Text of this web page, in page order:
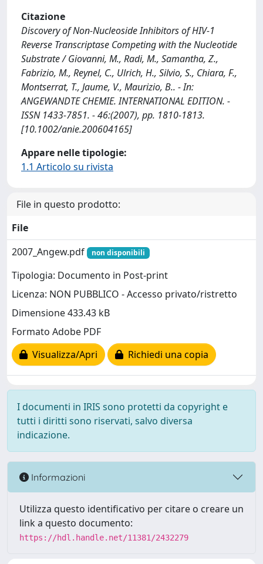
Citazione
Discovery of Non-Nucleoside Inhibitors of HIV-1
Reverse Transcriptase Competing with the Nucleotide
Substrate / Giovanni, M., Radi, M., Samantha, Z.,
Fabrizio, M., Reynel, C., Ulrich, H., Silvio, S., Chiara, F.,
Montserrat, T., Jaume, V., Maurizio, B.. - In:
ANGEWANDTE CHEMIE. INTERNATIONAL EDITION. -
ISSN 1433-7851. - 46:(2007), pp. 1810-1813.
[10.1002/anie.200604165]
Appare nelle tipologie:
1.1 Articolo su rivista
File in questo prodotto:
File
2007_Angew.pdf
non disponibili
Tipologia: Documento in Post-print
Licenza: NON PUBBLICO - Accesso privato/ristretto
Dimensione 433.43 kB
Formato Adobe PDF
Visualizza/Apri
Richiedi una copia
I documenti in IRIS sono protetti da copyright e
tutti i diritti sono riservati, salvo diversa
indicazione.
Informazioni
Utilizza questo identificativo per citare o creare un
link a questo documento:
https://hdl.handle.net/11381/2432279